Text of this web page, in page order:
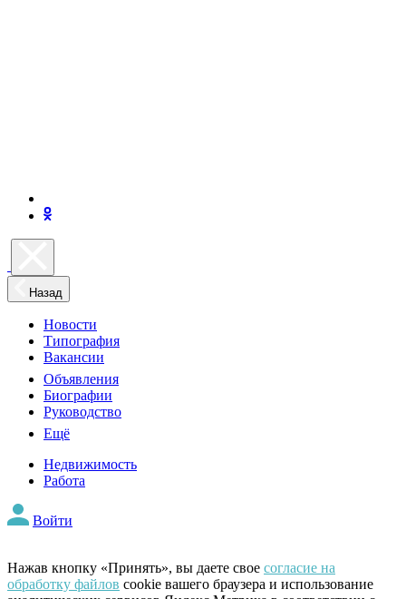
Назад
Новости
Типография
Вакансии
Объявления
Биографии
Руководство
Ещё
Недвижимость
Работа
Войти
Нажав кнопку «Принять», вы даете свое согласие на
обработку файлов cookie вашего браузера и использование